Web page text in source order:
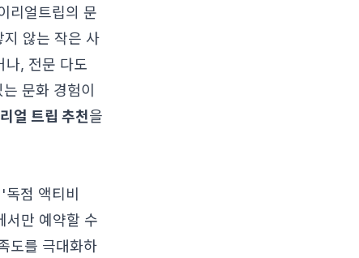
리얼트립의 문
않는 작은 사
나, 전문 다도
문화 경험이
얼 트립 추천을
점 액티비
서만 예약할 수
도를 극대화하